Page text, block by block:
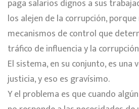
paga salarios dignos a sus
los alejen de la corrupción,
mecanismos de control que
tráfico de influencia y la
El sistema, en su conjunto, es una
justicia, y eso es gravísimo.
Y el problema es que cuando